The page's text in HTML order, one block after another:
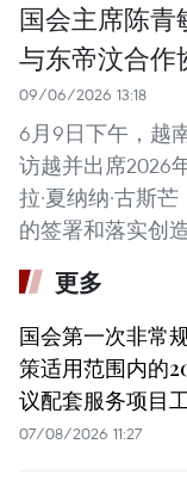
国会主席陈青
与东帝汶合作
09/06/2026 13:18
6月9日下午，越
访越并出席2026
拉·夏纳纳·古斯
的签署和落实创
更多
国会第一次非常
策适用范围内的
议配套服务项目
07/08/2026 11:27